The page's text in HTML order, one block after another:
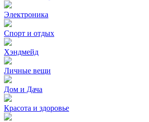
Электроника
Спорт и отдых
Хэндмейд
Личные вещи
Дом и Дача
Красота и здоровье